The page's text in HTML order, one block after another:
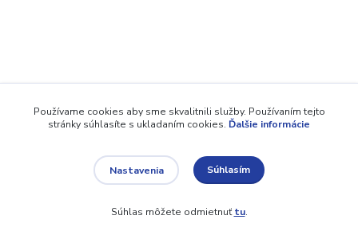
Používame cookies aby sme skvalitnili služby. Používaním tejto
stránky súhlasíte s ukladaním cookies. Ďalšie informácie
Nastavenia Súhlasím
Súhlas môžete odmietnuťtu.